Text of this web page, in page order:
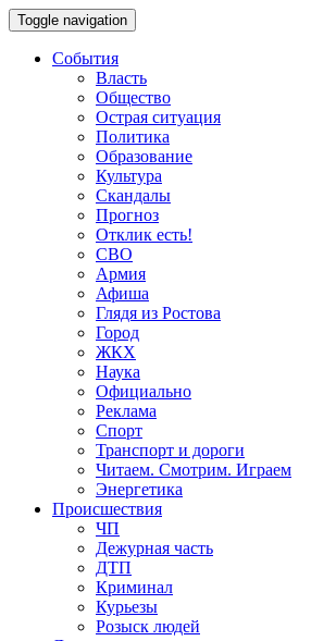
Toggle navigation
События
Власть
Общество
Острая ситуация
Политика
Образование
Культура
Скандалы
Прогноз
Отклик есть!
СВО
Армия
Афиша
Глядя из Ростова
Город
ЖКХ
Наука
Официально
Реклама
Спорт
Транспорт и дороги
Читаем. Смотрим. Играем
Энергетика
Происшествия
ЧП
Дежурная часть
ДТП
Криминал
Курьезы
Розыск людей